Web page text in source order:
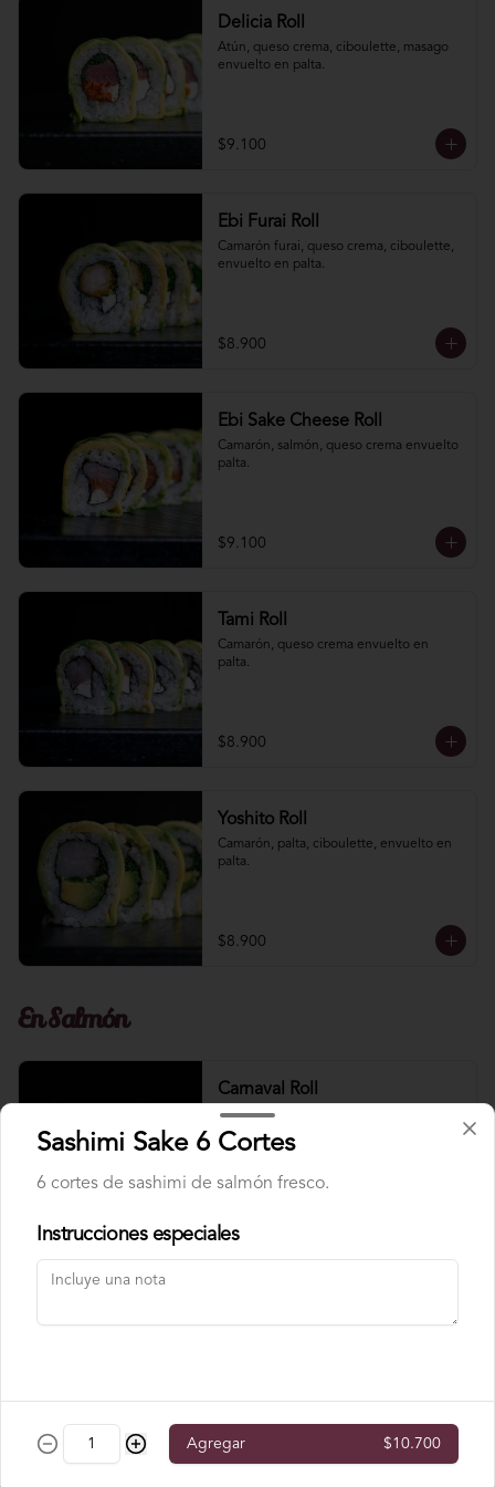
Delicia Roll
Atún, queso crema, ciboulette, masago
envuelto en palta.
$9.100
Ebi Furai Roll
Camarón furai, queso crema, ciboulette,
envuelto en palta.
$8.900
Ebi Sake Cheese Roll
Camarón, salmón, queso crema envuelto
palta.
$9.100
Tami Roll
Camarón, queso crema envuelto en
palta.
$8.900
Yoshito Roll
Camarón, palta, ciboulette, envuelto en
palta.
$8.900
En Salmón
Carnaval Roll
Atún, palta, cebollín, masago, envuelto
en salmón.
Sashimi Sake 6 Cortes
6 cortes de sashimi de salmón fresco.
Instrucciones especiales
Agregar $10.700